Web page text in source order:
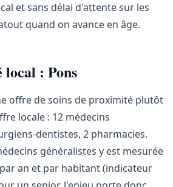
et sans délai d'attente sur les
quand on avance en âge.
local : Pons
offre de soins de proximité plutôt
locale : 12 médecins
dentistes, 2 pharmacies.
généralistes y est mesurée
an et par habitant (indicateur